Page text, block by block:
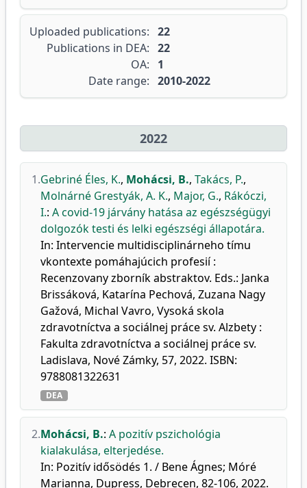
Uploaded publications: 22
Publications in DEA: 22
OA:
1
Date range: 2010-2022
2022
1.Gebriné Éles, K., Mohácsi, B., Takács, P.,
Molnárné Grestyák, A. K., Major, G., Rákóczi,
I.: A covid-19 járvány hatása az egészségügyi
dolgozók testi és lelki egészségi állapotára.
In: Intervencie multidisciplinárneho tímu
vkontexte pomáhajúcich profesií :
Recenzovany zborník abstraktov. Eds.: Janka
Brissáková, Katarína Pechová, Zuzana Nagy
Gažová, Michal Vavro, Vysoká skola
zdravotníctva a sociálnej práce sv. Alzbety :
Fakulta zdravotníctva a sociálnej práce sv.
Ladislava, Nové Zámky, 57, 2022. ISBN:
9788081322631
DEA
2.Mohácsi, B.: A pozitív pszichológia
kialakulása, elterjedése.
In: Pozitív idősödés 1. / Bene Ágnes; Móré
Marianna, Dupress, Debrecen, 82-106, 2022.